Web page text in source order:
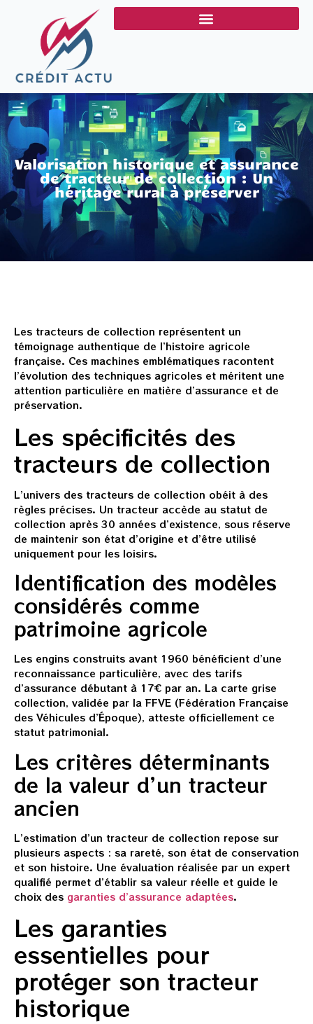
Valorisation historique et assurance
de tracteur de collection : Un
héritage rural à préserver
Les tracteurs de collection représentent un
témoignage authentique de l’histoire agricole
française. Ces machines emblématiques racontent
l’évolution des techniques agricoles et méritent une
attention particulière en matière d’assurance et de
préservation.
Les spécificités des
tracteurs de collection
L’univers des tracteurs de collection obéit à des
règles précises. Un tracteur accède au statut de
collection après 30 années d’existence, sous réserve
de maintenir son état d’origine et d’être utilisé
uniquement pour les loisirs.
Identification des modèles
considérés comme
patrimoine agricole
Les engins construits avant 1960 bénéficient d’une
reconnaissance particulière, avec des tarifs
d’assurance débutant à 17€ par an. La carte grise
collection, validée par la FFVE (Fédération Française
des Véhicules d’Époque), atteste officiellement ce
statut patrimonial.
Les critères déterminants
de la valeur d’un tracteur
ancien
L’estimation d’un tracteur de collection repose sur
plusieurs aspects : sa rareté, son état de conservation
et son histoire. Une évaluation réalisée par un expert
qualifié permet d’établir sa valeur réelle et guide le
choix des garanties d’assurance adaptées.
Les garanties
essentielles pour
protéger son tracteur
historique